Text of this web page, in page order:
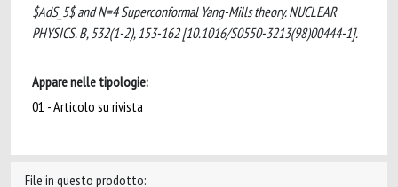
$AdS_5$ and N=4 Superconformal Yang-Mills theory. NUCLEAR
PHYSICS. B, 532(1-2), 153-162 [10.1016/S0550-3213(98)00444-1].
Appare nelle tipologie:
01 - Articolo su rivista
File in questo prodotto: